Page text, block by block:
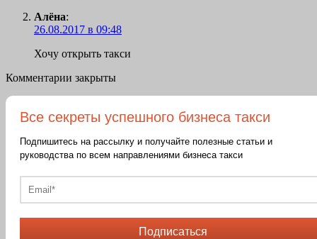
Алёна:
26.08.2017 в 09:48
Хочу открыть такси
Комментарии закрыты
Все секреты успешного бизнеса такси
Подпишитесь на рассылку и получайте полезные статьи и
руководства по всем направлениями бизнеса такси
Подписаться